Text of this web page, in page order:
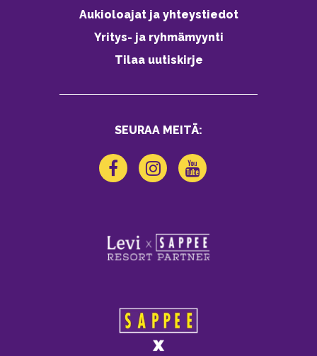
Aukioloajat ja yhteystiedot
Yritys- ja ryhmämyynti
Tilaa uutiskirje
SEURAA MEITÄ: